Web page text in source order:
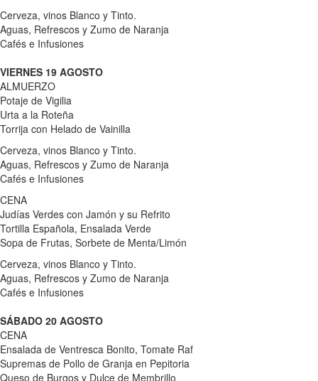
Cerveza, vinos Blanco y Tinto.
Aguas, Refrescos y Zumo de Naranja
Cafés e Infusiones
VIERNES 19 AGOSTO
ALMUERZO
Potaje de Vigilia
Urta a la Roteña
Torrija con Helado de Vainilla
Cerveza, vinos Blanco y Tinto.
Aguas, Refrescos y Zumo de Naranja
Cafés e Infusiones
CENA
Judías Verdes con Jamón y su Refrito
Tortilla Española, Ensalada Verde
Sopa de Frutas, Sorbete de Menta/Limón
Cerveza, vinos Blanco y Tinto.
Aguas, Refrescos y Zumo de Naranja
Cafés e Infusiones
SÁBADO 20 AGOSTO
CENA
Ensalada de Ventresca Bonito, Tomate Raf
Supremas de Pollo de Granja en Pepitoria
Queso de Burgos y Dulce de Membrillo